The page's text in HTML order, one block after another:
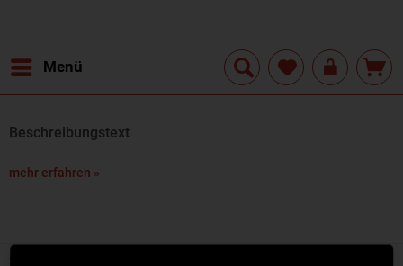
Menü
Beschreibungstext
mehr erfahren »